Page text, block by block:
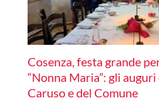
Cosenza, festa grande
“Nonna Maria”: gli
Caruso e del Comune